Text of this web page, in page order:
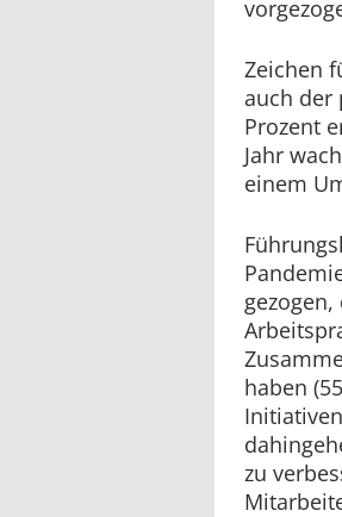
Zeichen
auch der
Prozent
Jahr
einem
haben
zu